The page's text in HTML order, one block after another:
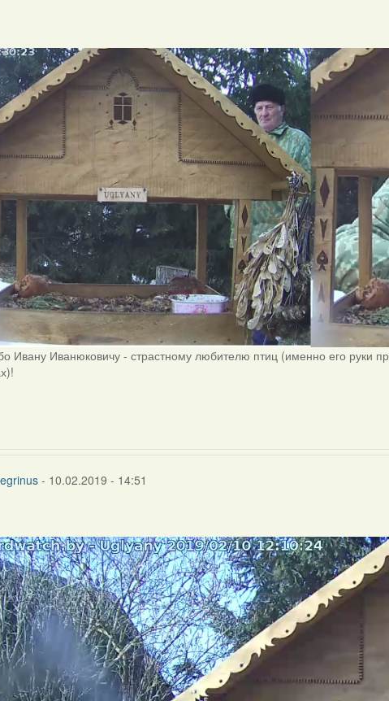
Ивану Иванюковичу - страстному любителю птиц (именно его руки
- 10.02.2019 - 14:51